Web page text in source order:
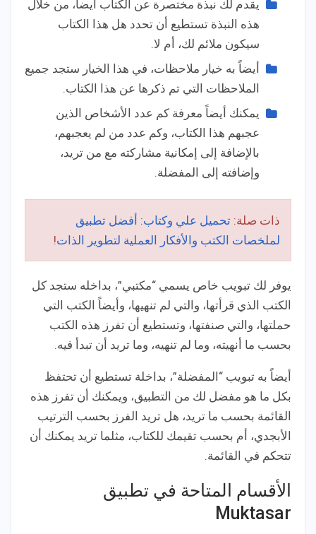
يقدم لك نبذة مختصرة عن الكتاب أيضاً، من خلال
هذه النبذة تستطيع أن تحدد هل هذا الكتاب
سيكون ملائم لك، أم لا.
أيضاً به خيار ملاحظات، في هذا الخيار ستجد جميع
الملاحظات التي تم ذكرها عن هذا الكتاب.
يمكنك أيضاً معرفة كم عدد الأشخاص الذين
عجبهم هذا الكتاب، وكم عدد من لم يعجبهم،
بالإضافة إلى إمكانية مشاركته مع من تريد،
وإضافته إلى المفضلة.
ذات صلة: تحميل علي وكتاب: أفضل تطبيق
لملخصات الكتب والأفكار العملية لتطوير الذات!
يوفر لك تبويب خاص يسمي “مكتبي”، بداخله ستجد كل
الكتب الذي قرأتها، والتي لم تنهيها، وأيضاً الكتب التي
حملتها، والتي صنفتها، وتستطيع أن تفرز هذه الكتب
بحسب ما أنهيته، وما لم تنهيه، وما تريد أن تبدأ فيه.
أيضاً به تبويب “المفضلة”، بداخلة تستطيع أن تحتفظ
بكل ما هو مفضل لك من التطبيق، ويمكنك أن تفرز هذه
القائمة بحسب ما تريد، هل تريد الفرز بحسب الترتيب
الأبجدي، أم بحسب تقيمك للكتاب، مثلما تريد يمكنك أن
تتحكم في القائمة.
الأقسام المتاحة في تطبيق
Muktasar